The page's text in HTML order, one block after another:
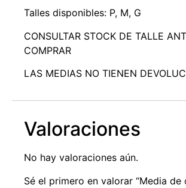
Talles disponibles: P, M, G
CONSULTAR STOCK DE TALLE
COMPRAR
LAS MEDIAS NO TIENEN
Valoraciones
No hay valoraciones aún.
Sé el primero en valorar “Media de